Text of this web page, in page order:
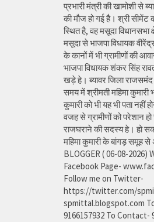
प्रभारी मंत्री की खामोशी से
की मौज हो गई है। श्री सीमेंट
स्थित है, वह मसूदा
मसूदा से भाजपा विधायक
के कानों में भी ग्रामीणों की
भाजपा विधायक शंकर सिंह
खड़े हे। ब्यावर जिला
समय में श्रीमती महिमा
कुमारी को भी यह भी पता नहीं
वजह से ग्रामीणों को परेशान हो
राजघराने की सदस्य हे। हो
महिमा कुमारी के बांगड़ समूह
BLOGGER ( 06-08-
Facebook Page-
Follow me on Twitter-
https://twitter.com/
spmittal.blogspot.com
9166157932 To Contact-